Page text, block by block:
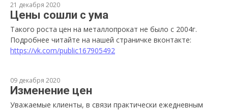
21 декабря 2020
Цены сошли с ума
Такого роста цен на металлопрокат не было с 2004г.
Подробнее читайте на нашей страничке вконтакте:
https://vk.com/public167905492
09 декабря 2020
Изменение цен
Уважаемые клиенты, в связи практически ежедневным